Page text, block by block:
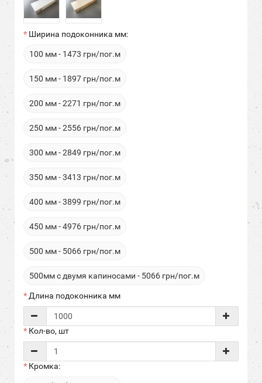
Ширина подоконника мм:
100 мм - 1473 грн/пог.м
150 мм - 1897 грн/пог.м
200 мм - 2271 грн/пог.м
250 мм - 2556 грн/пог.м
300 мм - 2849 грн/пог.м
350 мм - 3413 грн/пог.м
400 мм - 3899 грн/пог.м
450 мм - 4976 грн/пог.м
500 мм - 5066 грн/пог.м
500мм с двумя капиносами - 5066 грн/пог.м
Длина подоконника мм
Кол-во, шт
Кромка: